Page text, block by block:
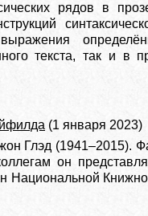
рядов в
текста, так и в
(1 января 2023)
Глэд (1941–2015).
он
Национальной